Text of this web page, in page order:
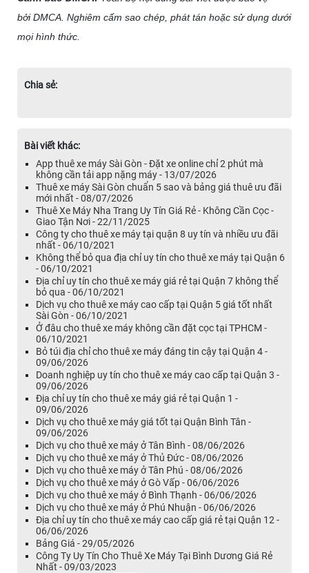
bởi DMCA. Nghiêm cấm sao chép, phát tán hoặc sử dụng dưới
mọi hình thức.
Chia sẻ:
Bài viết khác:
App thuê xe máy Sài Gòn - Đặt xe online chỉ 2 phút mà
không cần tải app nặng máy - 13/07/2026
Thuê xe máy Sài Gòn chuẩn 5 sao và bảng giá thuê ưu đãi
mới nhất - 08/07/2026
Thuê Xe Máy Nha Trang Uy Tín Giá Rẻ - Không Cần Cọc -
Giao Tận Nơi - 22/11/2025
Công ty cho thuê xe máy tại quận 8 uy tín và nhiều ưu đãi
nhất - 06/10/2021
Không thể bỏ qua địa chỉ uy tín cho thuê xe máy tại Quận 6
- 06/10/2021
Địa chỉ uy tín cho thuê xe máy giá rẻ tại Quận 7 không thể
bỏ qua - 06/10/2021
Dịch vụ cho thuê xe máy cao cấp tại Quận 5 giá tốt nhất
Sài Gòn - 06/10/2021
Ở đâu cho thuê xe máy không cần đặt cọc tại TPHCM -
06/10/2021
Bỏ túi địa chỉ cho thuê xe máy đáng tin cậy tại Quận 4 -
09/06/2026
Doanh nghiệp uy tín cho thuê xe máy cao cấp tại Quận 3 -
09/06/2026
Địa chỉ uy tín cho thuê xe máy giá rẻ tại Quận 1 -
09/06/2026
Dịch vụ cho thuê xe máy giá tốt tại Quận Bình Tân -
09/06/2026
Dịch vụ cho thuê xe máy ở Tân Bình - 08/06/2026
Dịch vụ cho thuê xe máy ở Thủ Đức - 08/06/2026
Dịch vụ cho thuê xe máy ở Tân Phú - 08/06/2026
Dịch vụ cho thuê xe máy ở Gò Vấp - 06/06/2026
Dịch vụ cho thuê xe máy ở Bình Thạnh - 06/06/2026
Dịch vụ cho thuê xe máy ở Phú Nhuận - 06/06/2026
Địa chỉ uy tín cho thuê xe máy cao cấp giá rẻ tại Quận 12 -
06/06/2026
Bảng Giá - 29/05/2026
Công Ty Uy Tín Cho Thuê Xe Máy Tại Bình Dương Giá Rẻ
Nhất - 09/03/2023